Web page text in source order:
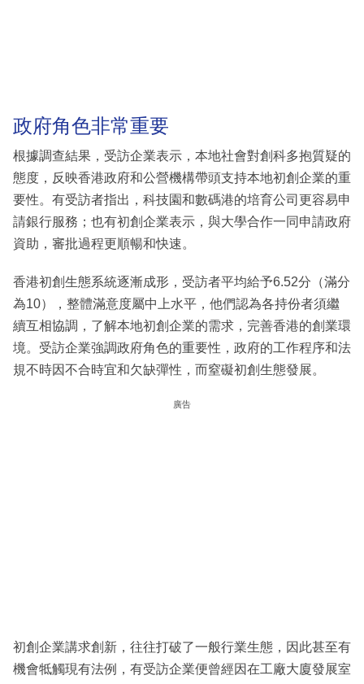
政府角色非常重要
根據調查結果，受訪企業表示，本地社會對創科多抱質疑的
態度，反映香港政府和公營機構帶頭支持本地初創企業的重
要性。有受訪者指出，科技園和數碼港的培育公司更容易申
請銀行服務；也有初創企業表示，與大學合作一同申請政府
資助，審批過程更順暢和快速。
香港初創生態系統逐漸成形，受訪者平均給予6.52分（滿分
為10），整體滿意度屬中上水平，他們認為各持份者須繼
續互相協調，了解本地初創企業的需求，完善香港的創業環
境。受訪企業強調政府角色的重要性，政府的工作程序和法
規不時因不合時宜和欠缺彈性，而窒礙初創生態發展。
廣告
初創企業講求創新，往往打破了一般行業生態，因此甚至有
機會牴觸現有法例，有受訪企業便曾經因在工廠大廈發展室